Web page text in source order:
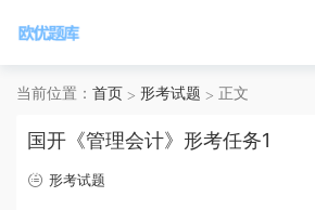
当前位置： 首页 形考试题 正文
国开《管理会计》形考任务1
形考试题